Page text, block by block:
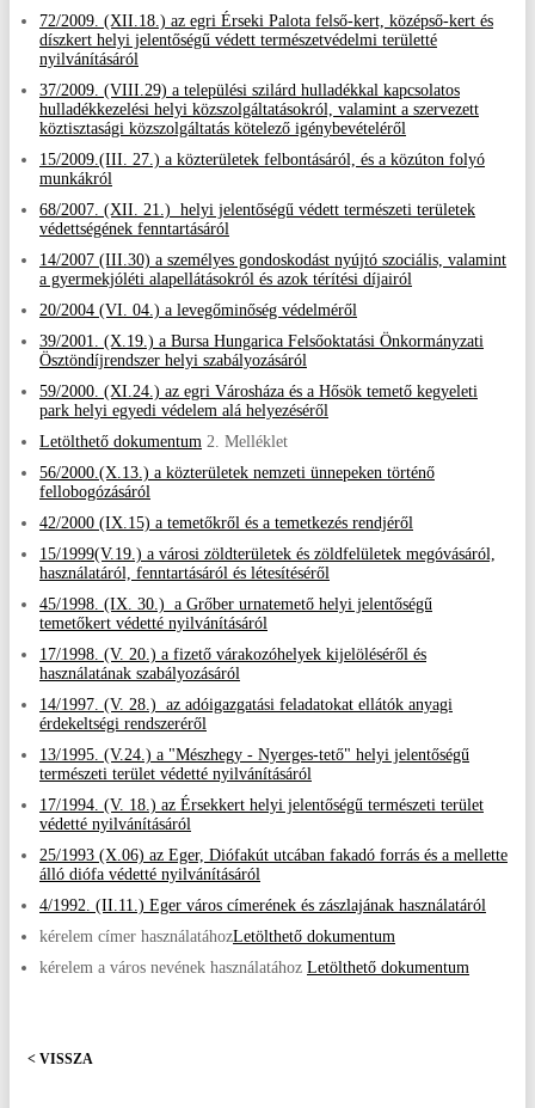
72/2009. (XII.18.) az egri Érseki Palota felső-kert, középső-kert és
díszkert helyi jelentőségű védett természetvédelmi területté
nyilvánításáról
37/2009. (VIII.29) a települési szilárd hulladékkal kapcsolatos
hulladékkezelési helyi közszolgáltatásokról, valamint a szervezett
köztisztasági közszolgáltatás kötelező igénybevételéről
15/2009.(III. 27.) a közterületek felbontásáról, és a közúton folyó
munkákról
68/2007. (XII. 21.) helyi jelentőségű védett természeti területek
védettségének fenntartásáról
14/2007 (III.30) a személyes gondoskodást nyújtó szociális, valamint
a gyermekjóléti alapellátásokról és azok térítési díjairól
20/2004 (VI. 04.) a levegőminőség védelméről
39/2001. (X.19.) a Bursa Hungarica Felsőoktatási Önkormányzati
Ösztöndíjrendszer helyi szabályozásáról
59/2000. (XI.24.) az egri Városháza és a Hősök temető kegyeleti
park helyi egyedi védelem alá helyezéséről
Letölthető dokumentum 2. Melléklet
56/2000.(X.13.) a közterületek nemzeti ünnepeken történő
fellobogózásáról
42/2000 (IX.15) a temetőkről és a temetkezés rendjéről
15/1999(V.19.) a városi zöldterületek és zöldfelületek megóvásáról,
használatáról, fenntartásáról és létesítéséről
45/1998. (IX. 30.) a Grőber urnatemető helyi jelentőségű
temetőkert védetté nyilvánításáról
17/1998. (V. 20.) a fizető várakozóhelyek kijelöléséről és
használatának szabályozásáról
14/1997. (V. 28.) az adóigazgatási feladatokat ellátók anyagi
érdekeltségi rendszeréről
13/1995. (V.24.) a "Mészhegy - Nyerges-tető" helyi jelentőségű
természeti terület védetté nyilvánításáról
17/1994. (V. 18.) az Érsekkert helyi jelentőségű természeti terület
védetté nyilvánításáról
25/1993 (X.06) az Eger, Diófakút utcában fakadó forrás és a mellette
álló diófa védetté nyilvánításáról
4/1992. (II.11.) Eger város címerének és zászlajának használatáról
kérelem címer használatáhozLetölthető dokumentum
kérelem a város nevének használatához Letölthető dokumentum
< VISSZA